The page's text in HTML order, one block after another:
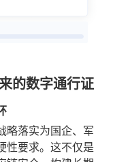
的数字通行证
略落实为国企、军
性要求。这不仅是